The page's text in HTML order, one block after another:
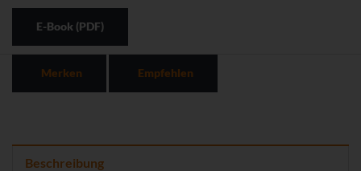
E-Book (PDF)
Merken Empfehlen
Beschreibung